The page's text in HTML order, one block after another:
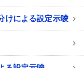
けによる設定示唆